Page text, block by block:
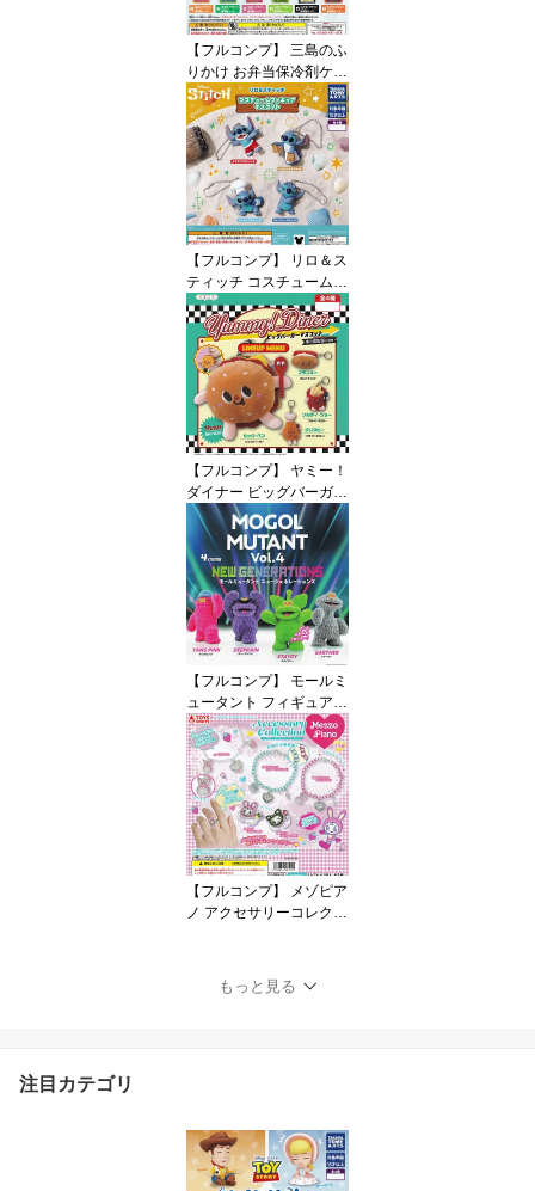
【フルコンプ】 三島のふ
りかけ お弁当保冷剤ケー
ス 【全7種セット】 ター
リン・インターナショナ
ル ふりかけ グッズ ゴム
バンド付き保冷剤ケース
ガチャガチャ カプセルト
イ 即納 在庫品 送料無料
追跡あり
【フルコンプ】 リロ＆ス
ティッチ コスチュームフ
ィギュアマスコット 【全
4種セット】 タカラトミ
ーアーツ DISNEY Stitch
グッズ フィギュア ガチ
ャガチャ カプセルトイ
即納 在庫品 送料無料 追
跡あり
【フルコンプ】 ヤミー！
ダイナー ビッグバーガー
マスコット 【全4種セッ
ト】 アオホップ Yumm
y！ Diner グッズ ガチャ
ガチャ カプセルトイ 即
納 在庫品 送料無料 追跡
あり
【フルコンプ】 モールミ
ュータント フィギュアコ
レクション Vol.4 ニュー
ジェネレーションズ 【全
4種セット】 ケンエレフ
ァント MOGOL MUTANT
NEW GENERATIONS グ
ッズ フィギュア ガチャ
ガチャ カプセルトイ 即
納 在庫品 送料無料 追跡
あり
【フルコンプ】 メゾピア
ノ アクセサリーコレクシ
iano Accessory Collectio
n グッズ ガチャガチャ カ
もっと見る
注目カテゴリ